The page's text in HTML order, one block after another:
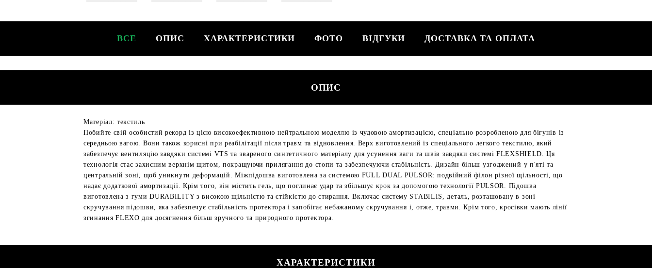
ВСЕ ОПИС ХАРАКТЕРИСТИКИ ФОТО ВІДГУКИ ДОСТАВКА ТА ОПЛАТА
ОПИС
Матеріал: текстиль
Побийте свій особистий рекорд із цією високоефективною нейтральною моделлю із чудовою амортизацією, спеціально розробленою для бігунів із
середньою вагою. Вони також корисні при реабілітації після травм та відновлення. Верх виготовлений із спеціального легкого текстилю, який
забезпечує вентиляцію завдяки системі VTS та звареного синтетичного матеріалу для усунення ваги та швів завдяки системі FLEXSHIELD. Ця
технологія стає захисним верхнім щитом, покращуючи прилягання до стопи та забезпечуючи стабільність. Дизайн більш узгоджений у п'яті та
центральній зоні, щоб уникнути деформацій. Міжпідошва виготовлена за системою FULL DUAL PULSOR: подвійний філон різної щільності, що
надає додаткової амортизації. Крім того, він містить гель, що поглинає удар та збільшує крок за допомогою технології PULSOR. Підошва
виготовлена з гуми DURABILITY з високою щільністю та стійкістю до стирання. Включає систему STABILIS, деталь, розташовану в зоні
скручування підошви, яка забезпечує стабільність протектора і запобігає небажаному скручування і, отже, травми. Крім того, кросівки мають лінії
згинання FLEXO для досягнення більш зручного та природного протектора.
ХАРАКТЕРИСТИКИ